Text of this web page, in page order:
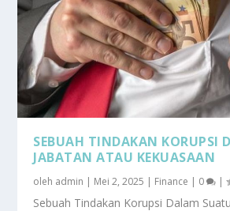
SEBUAH TINDAKAN KORUPSI
JABATAN ATAU KEKUASAAN
oleh admin | Mei 2, 2025 | Finance | 0 |
Sebuah Tindakan Korupsi Dalam